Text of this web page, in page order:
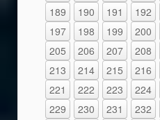
189
190 191 192
197
198 199 200
205
206 207 208
213
214 215 216
221
222 223 224
229
230 231 232